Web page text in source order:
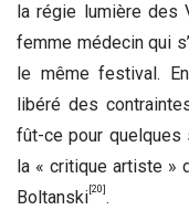
la régie lumière des
femme médecin qui
le même festival.
libéré des
fût-ce pour quelques
la « critique artiste »
Boltanski [20] .